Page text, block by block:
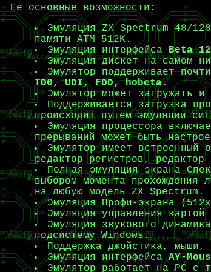
Ее основные возможности:
Эмуляция ZX Spectrum 48/
памяти ATM 512K.
Эмуляция интерфейса Beta
Эмуляция дискет на самом
Эмулятор поддерживает
TD0, UDI, FDD, hobeta.
Эмулятор может загружать
Поддерживается загрузка
происходит путем эмуляции
Эмуляция процессора
прерываний может быть
Эмулятор имеет встроенный
редактор регистров,
Полная эмуляция экрана
выбором момента прохождения
на любую модель ZX Spectrum.
Эмуляция Профи-экрана
Эмуляция управления
Эмуляция звукового
подсистему Windows.
Поддержка джойстика, мыши,
Эмуляция интерфейсаAY-
Эмулятор работает на PC с